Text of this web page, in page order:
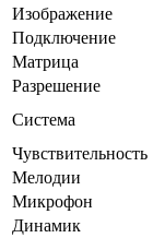
Изображение
Подключение
Матрица
Разрешение
Система
Чувствительность
Мелодии
Микрофон
Динамик